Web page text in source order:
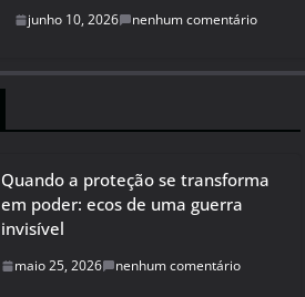
junho 10, 2026 nenhum comentário
Quando a proteção se transforma
em poder: ecos de uma guerra
invisível
maio 25, 2026 nenhum comentário